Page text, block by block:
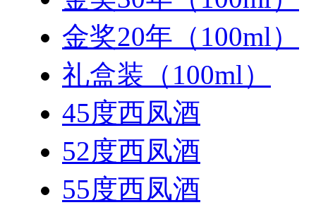
金奖20年（100ml）
礼盒装（100ml）
45度西凤酒
52度西凤酒
55度西凤酒